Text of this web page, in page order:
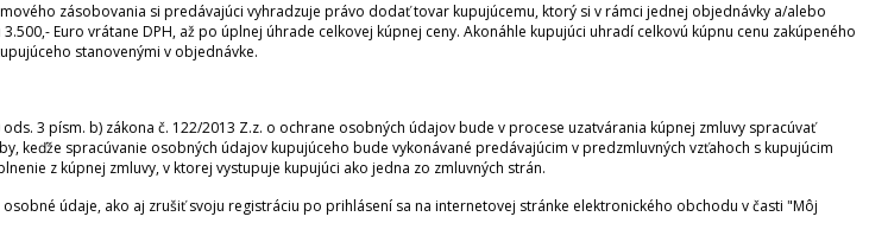
zásobovania si predávajúci vyhradzuje právo dodať tovar kupujúcemu, ktorý si v rámci jednej objednávky a/alebo
Euro vrátane DPH, až po úplnej úhrade celkovej kúpnej ceny. Akonáhle kupujúci uhradí celkovú kúpnu cenu zakúpeného
stanovenými v objednávke.
3 písm. b) zákona č. 122/2013 Z.z. o ochrane osobných údajov bude v procese uzatvárania kúpnej zmluvy spracúvať
keďže spracúvanie osobných údajov kupujúceho bude vykonávané predávajúcim v predzmluvných vzťahoch s kupujúcim
z kúpnej zmluvy, v ktorej vystupuje kupujúci ako jedna zo zmluvných strán.
údaje, ako aj zrušiť svoju registráciu po prihlásení sa na internetovej stránke elektronického obchodu v časti "Môj